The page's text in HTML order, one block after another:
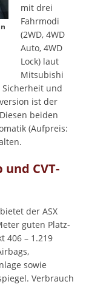
mit drei
Fahrmodi
(2WD, 4WD
Auto, 4WD
Lock) laut
Mitsubishi
und
ist der
beiden
(Aufpreis:
CVT-
der ASX
guten Platz-
406 – 1.219
sowie
Verbrauch